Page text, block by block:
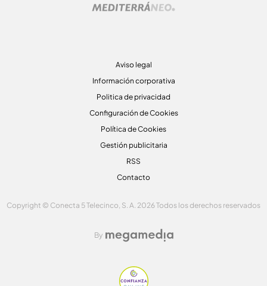
Aviso legal
Información corporativa
Politica de privacidad
Configuración de Cookies
Política de Cookies
Gestión publicitaria
RSS
Contacto
Copyright © Conecta 5 Telecinco, S. A. 2026 Todos los derechos reservados
By